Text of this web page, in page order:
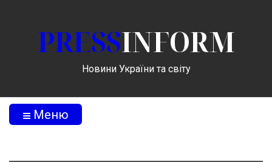
PRESSINFORM
Новини України та світу
Меню